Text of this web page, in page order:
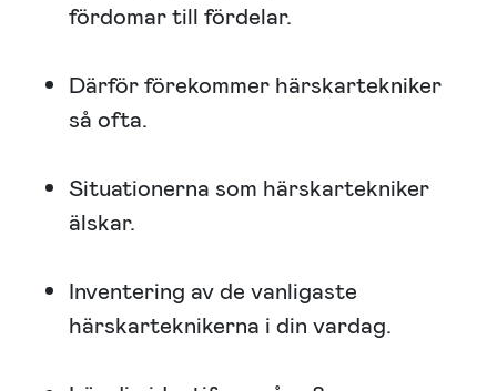
fördomar till fördelar.
Därför förekommer härskartekniker
så ofta.
Situationerna som härskartekniker
älskar.
Inventering av de vanligaste
härskarteknikerna i din vardag.